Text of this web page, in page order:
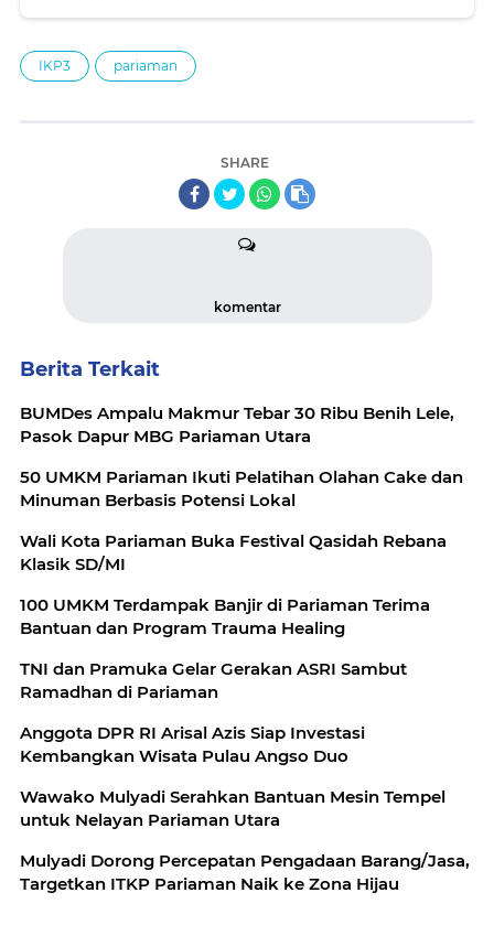
IKP3 pariaman
SHARE
komentar
Berita Terkait
BUMDes Ampalu Makmur Tebar 30 Ribu Benih Lele,
Pasok Dapur MBG Pariaman Utara
50 UMKM Pariaman Ikuti Pelatihan Olahan Cake dan
Minuman Berbasis Potensi Lokal
Wali Kota Pariaman Buka Festival Qasidah Rebana
Klasik SD/MI
100 UMKM Terdampak Banjir di Pariaman Terima
Bantuan dan Program Trauma Healing
TNI dan Pramuka Gelar Gerakan ASRI Sambut
Ramadhan di Pariaman
Anggota DPR RI Arisal Azis Siap Investasi
Kembangkan Wisata Pulau Angso Duo
Wawako Mulyadi Serahkan Bantuan Mesin Tempel
untuk Nelayan Pariaman Utara
Mulyadi Dorong Percepatan Pengadaan Barang/Jasa,
Targetkan ITKP Pariaman Naik ke Zona Hijau